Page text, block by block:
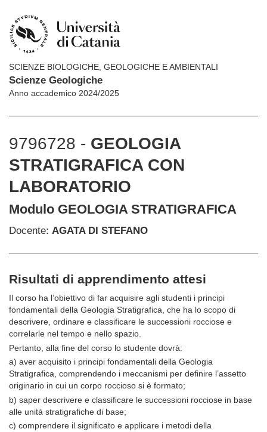
SCIENZE BIOLOGICHE, GEOLOGICHE E AMBIENTALI
Scienze Geologiche
Anno accademico 2024/2025
9796728 - GEOLOGIA
STRATIGRAFICA CON
LABORATORIO
Modulo GEOLOGIA STRATIGRAFICA
Docente: AGATA DI STEFANO
Risultati di apprendimento attesi
Il corso ha l’obiettivo di far acquisire agli studenti i principi
fondamentali della Geologia Stratigrafica, che ha lo scopo di
descrivere, ordinare e classificare le successioni rocciose e
correlarle nel tempo e nello spazio.
Pertanto, alla fine del corso lo studente dovrà:
a) aver acquisito i principi fondamentali della Geologia
Stratigrafica, comprendendo i meccanismi per definire l’assetto
originario in cui un corpo roccioso si è formato;
b) saper descrivere e classiﬁcare le successioni rocciose in base
alle unità stratigrafiche di base;
c) comprendere il significato e applicare i metodi della